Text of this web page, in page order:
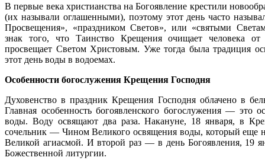
В первые века христианства на Богоявление крестили
(их называли оглашенными), поэтому этот день часто
Просвещения», «праздником Светов», или «святыми
знак того, что Таинство Крещения очищает человека
просвещает Светом Христовым. Уже тогда была традиция
этот день воды в водоемах.
Особенности богослужения Крещения Господня
Духовенство в праздник Крещения Господня облачено в
Главная особенность богоявленского богослужения — это
воды. Воду освящают два раза. Накануне, 18 января, в
сочельник — Чином Великого освящения воды, который еще
Великой агиасмой. И второй раз — в день Богоявления, 19
Божественной литургии.